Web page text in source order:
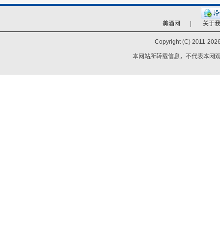
美酒网 | 关于
Copyright (C) 2011-
本网站所转载信息，不代表本网